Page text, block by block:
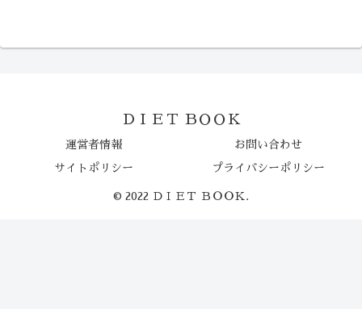
ＤＩＥＴ ＢＯＯＫ
運営者情報 お問い合わせ
サイトポリシー プライバシーポリシー
© 2022 ＤＩＥＴ ＢＯＯＫ.